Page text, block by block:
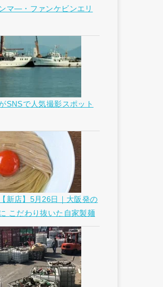
マ―・ファンケビンエリ
SNSで人気撮影スポット
新店】5月26日｜大阪発の
こだわり抜いた自家製麺